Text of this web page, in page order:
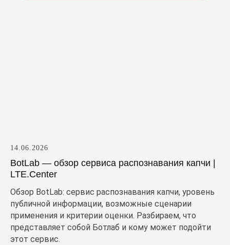
14.06.2026
BotLab — обзор сервиса распознавания капчи |
LTE.Center
Обзор BotLab: сервис распознавания капчи, уровень
публичной информации, возможные сценарии
применения и критерии оценки. Разбираем, что
представляет собой Ботлаб и кому может подойти
этот сервис.